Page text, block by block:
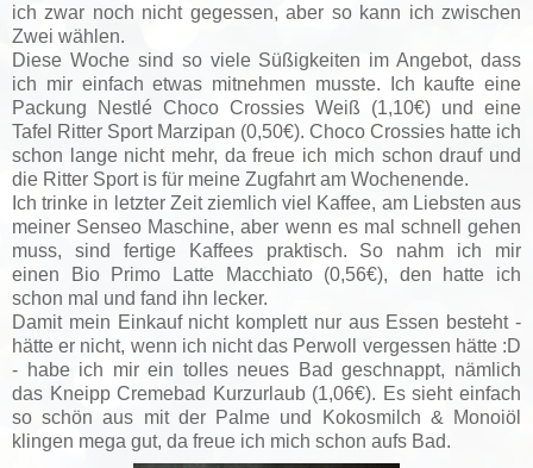
ich zwar noch nicht gegessen, aber so kann ich zwischen
Zwei wählen.
Diese Woche sind so viele Süßigkeiten im Angebot, dass
ich mir einfach etwas mitnehmen musste. Ich kaufte eine
Packung
Nestlé Choco Crossies Weiß (1,10€) und eine
Tafel Ritter Sport Marzipan (0,50€). Choco Crossies hatte ich
schon lange nicht mehr, da freue ich mich schon drauf und
die Ritter Sport is für meine Zugfahrt am Wochenende.
Ich trinke in letzter Zeit ziemlich viel Kaffee, am Liebsten aus
meiner Senseo Maschine, aber wenn es mal schnell gehen
muss, sind fertige Kaffees praktisch. So nahm ich mir
einen
Bio Primo Latte Macchiato (0,56€), den hatte ich
schon mal und fand ihn lecker.
Damit mein Einkauf nicht komplett nur aus Essen besteht -
hätte er nicht, wenn ich nicht das Perwoll vergessen hätte :D
- habe ich mir ein tolles neues Bad geschnappt, nämlich
das Kneipp Cremebad Kurzurlaub (1,06€). Es sieht einfach
so schön aus mit der Palme und Kokosmilch & Monoiöl
klingen mega gut, da freue ich mich schon aufs Bad.